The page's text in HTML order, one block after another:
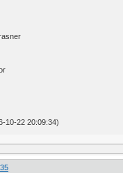
10-22 20:09:34)